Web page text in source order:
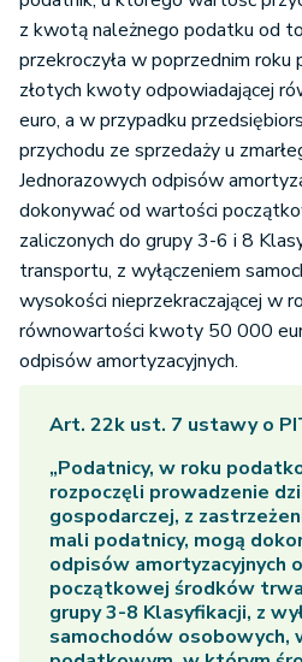
z kwotą należnego podatku od
przekroczyła w poprzednim
złotych kwoty odpowiadającej
euro, a w przypadku
przychodu ze sprzedaży u
Jednorazowych odpisów
dokonywać od wartości
zaliczonych do grupy 3-6 i 8
transportu, z wyłączeniem
wysokości nieprzekraczającej w
równowartości kwoty 50 000
odpisów amortyzacyjnych.
Art. 22k ust. 7 ustawy o
„Podatnicy, w roku
rozpoczęli prowadzenie
gospodarczej, z
mali podatnicy, mogą
odpisów amortyzacyjnych
początkowej środków
grupy 3-8 Klasyfikacji, z
samochodów osobowych,